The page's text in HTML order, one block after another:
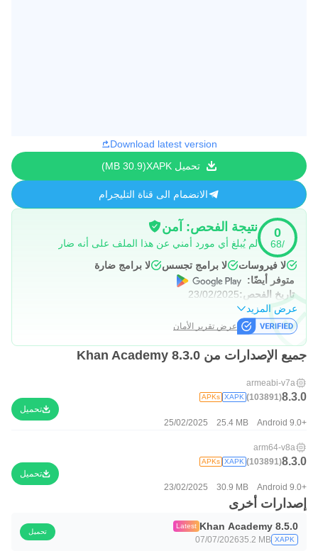
Download latest version
تحميل XAPK
30.9 MB
الانضمام الى قناة التليجرام
0
/68
نتيجة الفحص: آمن
لم يُبلغ أي مورد أمني عن هذا الملف على أنه ضار
لا فيروسات
لا برامج تجسس
لا برامج ضارة
متوفر أيضًا:
تاريخ الفحص:23/02/2025
عرض المزيد
عرض تقرير الأمان
جميع الإصدارات من Khan Academy 8.3.0
armeabi-v7a
8.3.0
(103891)
XAPK
APKs
25/02/2025 25.4 MB Android 9.0+
تحميل
arm64-v8a
8.3.0
(103891)
XAPK
APKs
23/02/2025 30.9 MB Android 9.0+
تحميل
إصدارات أخرى
Khan Academy 8.5.0
Latest
XAPK
35.2 MB
07/07/2026
تحميل